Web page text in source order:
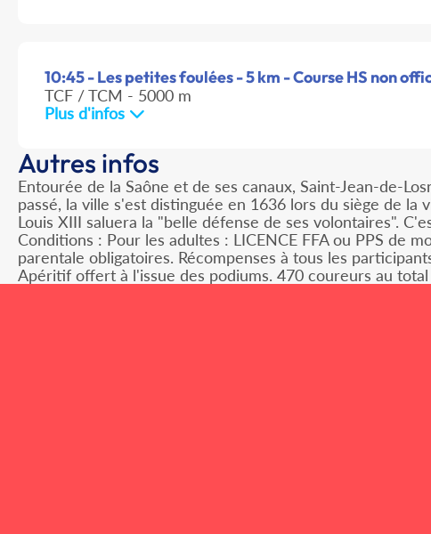
10:45 - Les petites foulées - 5 km - Course HS non
TCF / TCM - 5000 m
Plus d'infos
Autres infos
Entourée de la Saône et de ses canaux, Saint-Jean-de-
passé, la ville s'est distinguée en 1636 lors du siège de
Louis XIII saluera la "belle défense de ses volontaires".
Conditions : Pour les adultes : LICENCE FFA ou PPS de
parentale obligatoires. Récompenses à tous les
Apéritif offert à l'issue des podiums. 470 coureurs au